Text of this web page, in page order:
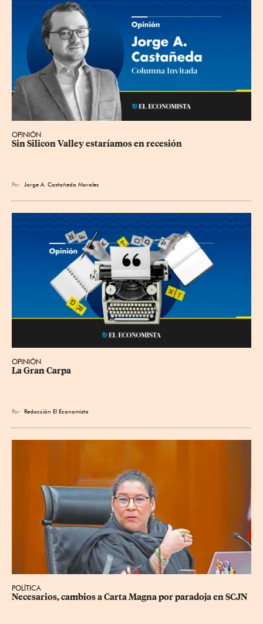
OPINIÓN
Sin Silicon Valley estaríamos en recesión
Por Jorge A. Castañeda Morales
OPINIÓN
La Gran Carpa
Por Redacción El Economista
POLÍTICA
Necesarios, cambios a Carta Magna por paradoja en SCJN